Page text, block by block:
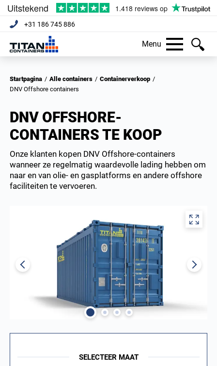
+31 186 745 886
Menu
Startpagina / Alle containers / Containerverkoop /
DNV Offshore containers
DNV OFFSHORE-
CONTAINERS TE KOOP
Onze klanten kopen DNV Offshore-containers
wanneer ze regelmatig waardevolle lading hebben om
naar en van olie- en gasplatforms en andere offshore
faciliteiten te vervoeren.
SELECTEER MAAT